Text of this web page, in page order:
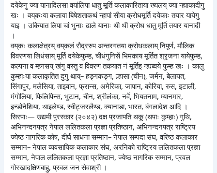
दयेकेगु ज्या यानादिलसा वयांलिपा धातु मूर्ति कलाकारिताया ख्यलय् ज्या न्ह्याकादीगु
खः । वय्‌कःया कलाया बिषेशताकथं न्हापां सीया क्रोधमूर्ति दयेकाः तयार यायेगु
याइ । उकियात लिपा चां भुनाः ढाले यानाः थी थी क्रोध धातु मूर्ति तयार यानादी
।
वय्‌कः कलाक्षेत्रय् वय्‌कलं रौद्ररुप अन्तरगतया क्रोधकलाय् निपूर्ण, मौलिक
विवरणया लिधंसाय् मूर्ति दयेकेफुम्ह, चीधंगुनिसें भिमकाय मूर्तित श्रृजना यायेफुम्ह,
कल्पना व म्हगसय् खंगु वस्तु व विवरण तकयात नं मूर्तिइ न्ह्यब्वये फुम्ह खः । कालु
कुम्हाःया कलाकृतित दुगु थाय्– हङ्गकङ्ग, ल्हासा (चीन), जर्मन, बेलायत,
सिंगापुर, मलेसिया, ताइवान, फ्रान्स, अमेरिका, जापान, कोरिया, रुस, इटाली,
मंगोलिया, फिलिपिन्स, भुटान, चीन, श्रीलंका, नर्वे, भियतनाम, म्यानमार,
इन्डोनेशिया, थाइलेण्ड, स्वीट्जरलैण्ड, क्यानाडा, भारत, बंगलादेश आदि ।
सिरपाः— उद्यमी पुरस्कार (२०४२) दक्ष प्रजापति थकू (थपाः कुम्हाः) गुथि,
अभिनन्दनपत्र नेपाल ललितकला प्रज्ञा प्रतिष्ठान, अभिनन्दनपत्र राष्ट्रिय
ज्येष्ठ नागरिक कोष, दीर्घ साधना सम्मान– नेपाल सम्पदा संघ, वरिष्ठ कलाकार
सम्मान– नेपाल व्यवसायिक कलाकार संघ, अरनिको राष्ट्रिय ललितकला प्रज्ञा
सम्मान, नेपाल ललितकला प्रज्ञा प्रतिष्ठान, ज्येष्ठ नागरिक सम्मान, प्रवल
गोरखादक्षिणबाहु, प्रवल जन सेवाश्री ।